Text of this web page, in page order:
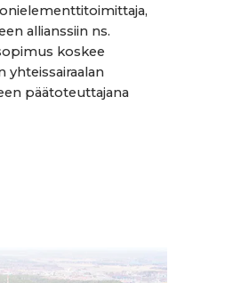
allianssiin ns.
koskee
yhteissairaalan
päätoteuttajana